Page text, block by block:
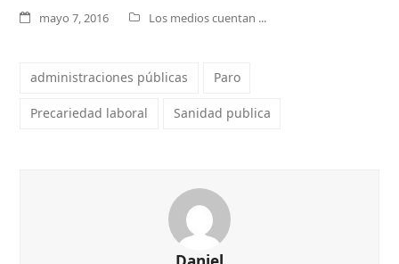
mayo 7, 2016 Los medios cuentan ...
administraciones públicas Paro
Precariedad laboral Sanidad publica